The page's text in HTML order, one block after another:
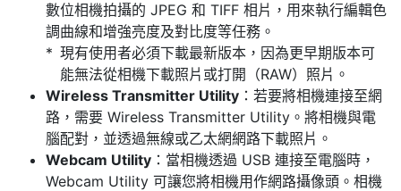
數位相機拍攝的 JPEG 和 TIFF 相片，用來執行編輯色
調曲線和增強亮度及對比度等任務。
現有使用者必須下載最新版本，因為更早期版本可
能無法從相機下載照片或打開（RAW）照片。
Wireless Transmitter Utility ：若要將相機連接至網
路，需要 Wireless Transmitter Utility。將相機與電
腦配對，並透過無線或乙太網網路下載照片。
Webcam Utility ：當相機透過 USB 連接至電腦時，
Webcam Utility 可讓您將相機用作網路攝像頭。相機